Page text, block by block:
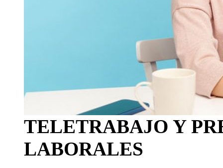
TELETRABAJO Y
LABORALES